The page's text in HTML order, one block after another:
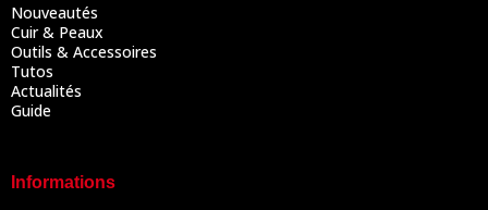
Nouveautés
Cuir & Peaux
Outils & Accessoires
Tutos
Actualités
Guide
Informations